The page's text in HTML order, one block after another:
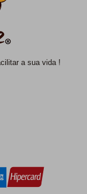
a sua vida !